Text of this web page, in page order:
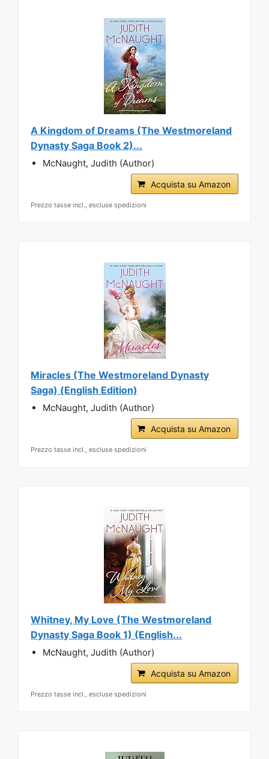
A Kingdom of Dreams (The Westmoreland
Dynasty Saga Book 2)...
McNaught, Judith (Author)
Acquista su Amazon
Prezzo tasse incl., escluse spedizioni
Miracles (The Westmoreland Dynasty
Saga) (English Edition)
McNaught, Judith (Author)
Acquista su Amazon
Prezzo tasse incl., escluse spedizioni
Whitney, My Love (The Westmoreland
Dynasty Saga Book 1) (English...
McNaught, Judith (Author)
Acquista su Amazon
Prezzo tasse incl., escluse spedizioni